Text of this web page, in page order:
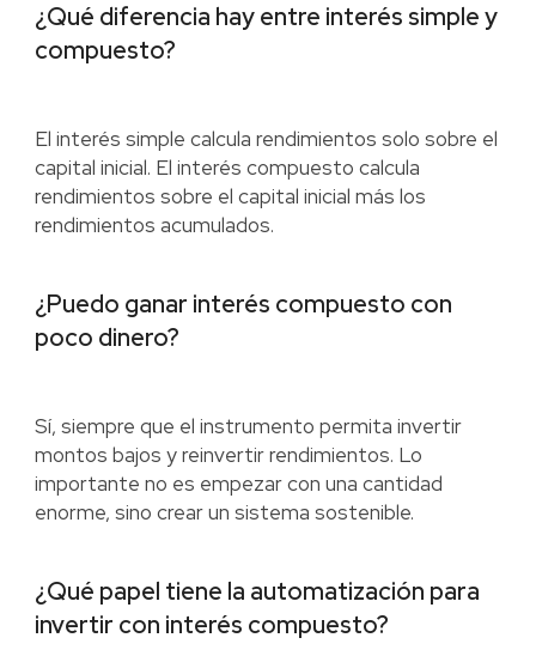
¿Qué diferencia hay entre interés simple y
compuesto?
El interés simple calcula rendimientos solo sobre el
capital inicial. El interés compuesto calcula
rendimientos sobre el capital inicial más los
rendimientos acumulados.
¿Puedo ganar interés compuesto con
poco dinero?
Sí, siempre que el instrumento permita invertir
montos bajos y reinvertir rendimientos. Lo
importante no es empezar con una cantidad
enorme, sino crear un sistema sostenible.
¿Qué papel tiene la automatización para
invertir con interés compuesto?